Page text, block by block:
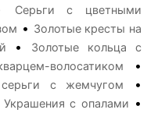
Серьги с цветными
• Золотые кресты на
•
Золотые кольца с
волосатиком •
с жемчугом •
Украшения с опалами •